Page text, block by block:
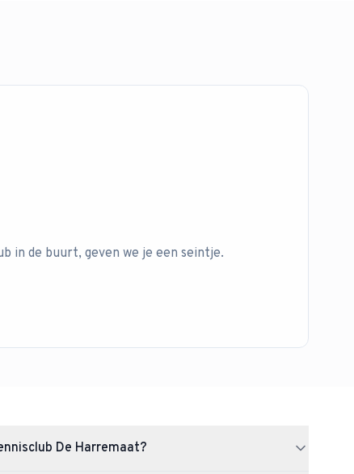
in de buurt, geven we je een seintje.
De Harremaat?